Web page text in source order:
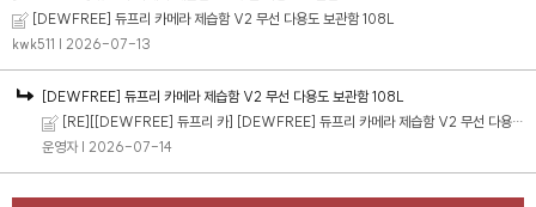
[DEWFREE] 듀프리 카메라 제습함 V2 무선 다용도 보관함 108L
kwk511 | 2026-07-13
[DEWFREE] 듀프리 카메라 제습함 V2 무선 다용도 보관함 108L
[RE][[DEWFREE] 듀프리 카] [DEWFREE] 듀프리 카메라 제습함 V2 무선 다용도 보관함 108L
운영자 | 2026-07-14